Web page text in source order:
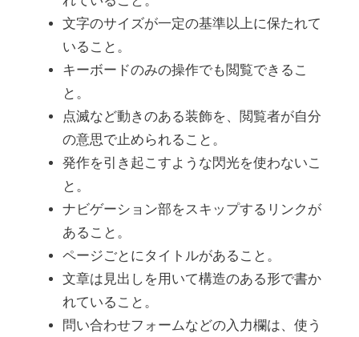
文字のサイズが一定の基準以上に保たれて
いること。
キーボードのみの操作でも閲覧できるこ
と。
点滅など動きのある装飾を、閲覧者が自分
の意思で止められること。
発作を引き起こすような閃光を使わないこ
と。
ナビゲーション部をスキップするリンクが
あること。
ページごとにタイトルがあること。
文章は見出しを用いて構造のある形で書か
れていること。
問い合わせフォームなどの入力欄は、使う